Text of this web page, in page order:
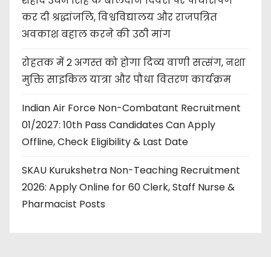
कर दी श्रद्धांजलि, विश्वविद्यालय और राजपत्रित
अवकाश बहाल करने की उठी मांग
रोहतक में 2 अगस्त को होगा दिव्य वाणी सत्संग, नशा
मुक्ति साइकिल यात्रा और पौधा वितरण कार्यक्रम
Indian Air Force Non-Combatant Recruitment
01/2027: 10th Pass Candidates Can Apply
Offline, Check Eligibility & Last Date
SKAU Kurukshetra Non-Teaching Recruitment
2026: Apply Online for 60 Clerk, Staff Nurse &
Pharmacist Posts